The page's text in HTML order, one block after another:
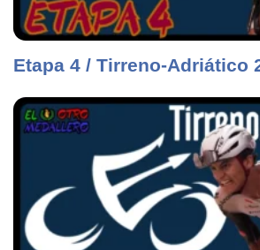
Etapa 4 / Tirreno-Adriático